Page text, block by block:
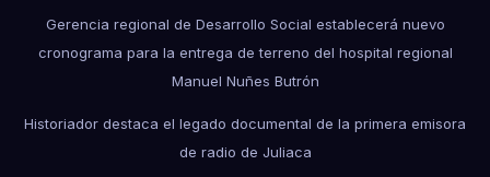
Gerencia regional de Desarrollo Social establecerá nuevo
cronograma para la entrega de terreno del hospital regional
Manuel Nuñes Butrón
Historiador destaca el legado documental de la primera emisora
de radio de Juliaca